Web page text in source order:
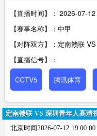
【直播时间】： 2026-07-
【赛事名称】：中甲
【对阵双方】：定南赣联
【直播信号】：
CCTV5 腾讯体育
定南赣联 VS 深圳青年人高清
北京时间2026-07-12